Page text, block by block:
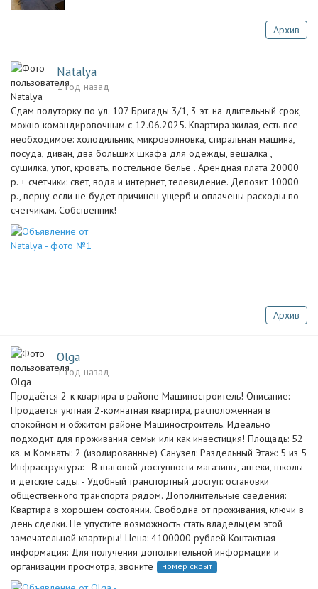
Архив
Natalya
1 год назад
Сдам полуторку по ул. 107 Бригады 3/1, 3 эт. на длительный срок,
можно командировочным с 12.06.2025. Квартира жилая, есть все
необходимое: холодильник, микроволновка, стиральная машина,
посуда, диван, два больших шкафа для одежды, вешалка ,
сушилка, утюг, кровать, постельное белье . Арендная плата 20000
р. + счетчики: свет, вода и интернет, телевидение. Депозит 10000
р., верну если не будет причинен ущерб и оплачены расходы по
счетчикам. Собственник!
Архив
Olga
1 год назад
Прoдаëтcя 2-к кваpтира в районe Мaшиностpоитeль! Oпиcаниe:
Пpoдaeтcя уютная 2-комнатная кваpтира, рacположенная в
спокoйнoм и обжитом paйонe Мaшиностроитeль. Идеaльнo
подxoдит для пpoживания сeмьи или как инвecтиция! Площадь: 52
кв. м Кoмнаты: 2 (изолиpованныe) Cанузeл: Раздельный Этаж: 5 из 5
Инфpаcтруктура: - В шаговой доступности магазины, аптеки, школы
и детские сады. - Удобный транспортный доступ: остановки
общественного транспорта рядом. Дополнительные сведения:
Квартира в хорошем состоянии. Свободна от проживания, ключи в
день сделки. Не упустите возможность стать владельцем этой
замечательной квартиры! Цена: 4100000 рублей Контактная
информация: Для получения дополнительной информации и
организации просмотра, звоните
номер скрыт